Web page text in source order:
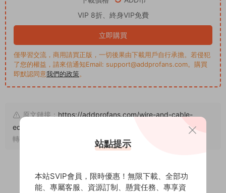
VIP 8折、終身VIP免費
立即購買
僅學習交流，商用請買正版，一切後果由下載用戶自行承擔。若侵犯
了您的權益，請來信通知Email: support@addprofans.com。購買
即默認同意我們的政策。
原文鏈接： https://addprofans.com/wire-and-cable-
equipment-auxiliary-materials-dream-weaving-template/
轉載請注明出處。
0 0
站點提示
本站SVIP會員，限時優惠！無限下載、全部功
能、專屬客服、資源訂制、懸賞任務、專享資